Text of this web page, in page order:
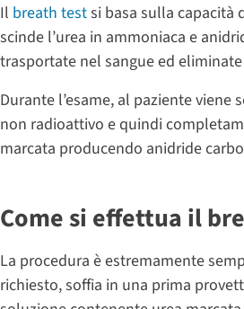
Il breath testsi basa sulla capacità
scinde l’urea in ammoniaca e
trasportate nel sangue ed
Durante l’esame, al paziente
non radioattivo e quindi
marcata producendo anidride
Come si effettua il
La procedura è estremamente
richiesto, soffia in una prima